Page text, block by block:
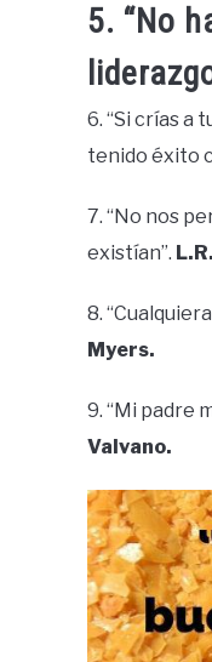
5. “No
6. “Si crías a
tenido éxito
7. “No nos
existían”.
8.
Myers.
9. “Mi padre
Valvano.